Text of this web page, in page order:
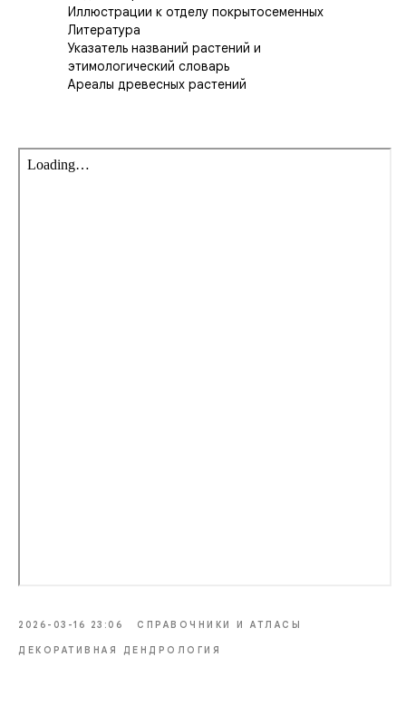
Иллюстрации к отделу покрытосеменных
Литература
Указатель названий растений и
этимологический словарь
Ареалы древесных растений
2026-03-16 23:06 СПРАВОЧНИКИ И АТЛАСЫ
ДЕКОРАТИВНАЯ ДЕНДРОЛОГИЯ